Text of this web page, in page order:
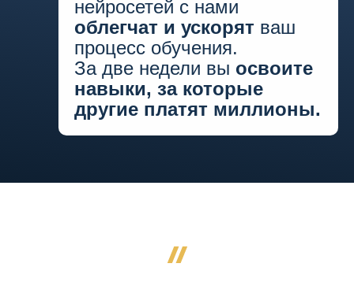
нейросетей с нами
облегчат и ускорят ваш
процесс обучения.
За две недели вы освоите
навыки, за которые
другие платят миллионы.